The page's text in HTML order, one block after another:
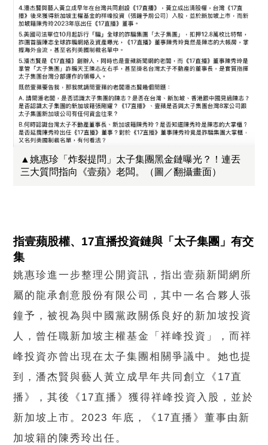
▲姚惠珍「炸裂提問」太子集團黑金鏈曝光？！連丟
三大質問指向《壹蘋》老闆。（圖／翻攝畫面）
指壹蘋股權、17直播投資鏈與「太子集團」有交
集
姚惠珍進一步整理公開資訊，指出壹蘋新聞網所
屬的龍承創意股份有限公司，其中一名合夥人張
鐘予，被視為與中國黨政關係良好的新加坡投資
人，曾任職新加坡主權基金「祥峰投資」，而祥
峰投資亦曾出現在太子集團相關爭議中。她也提
到，潘杰賢與藝人黃立成早年共同創立《17直
播》，其後《17直播》獲得祥峰投資入股，並於
新加坡上市。2023 年底，《17直播》董事由新
加坡籍的陳秀玲出任。